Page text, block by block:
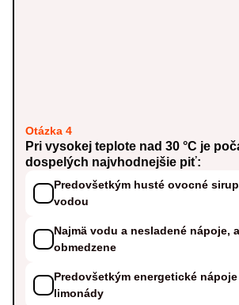
Otázka 4
Pri vysokej teplote nad 30 °C je
dospelých najvhodnejšie piť:
Predovšetkým husté ovocné
vodou
Najmä vodu a nesladené nápoje,
obmedzene
Predovšetkým energetické
limonády